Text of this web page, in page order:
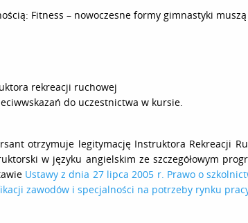
Fitness– nowoczesne formy gimnastyki
rekreacji ruchowej
do uczestnictwa w kursie.
otrzymuje legitymację Instruktora Rekreacji
w języku angielskim ze szczegółowym
Ustawy z dnia 27 lipca 2005 r. Prawo o
zawodów i specjalności na potrzeby rynku